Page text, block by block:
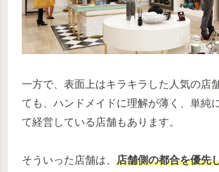
一方で、表面上はキラキラした人気の店
ても、ハンドメイドに理解が薄く、単純
て経営している店舗もあります。
そういった店舗は、 店舗側の都合を優先